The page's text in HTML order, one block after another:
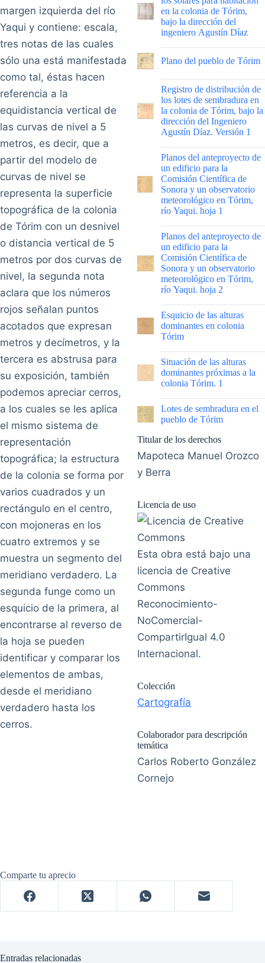
margen izquierda del río
Yaqui y contiene: escala,
tres notas de las cuales
sólo una está manifestada
como tal, éstas hacen
referencia a la
equidistancia vertical de
las curvas de nivel a 5
metros, es decir, que a
partir del modelo de
curvas de nivel se
representa la superficie
topográfica de la colonia
de Tórim con un desnivel
o distancia vertical de 5
metros por dos curvas de
nivel, la segunda nota
aclara que los números
rojos señalan puntos
acotados que expresan
metros y decímetros, y la
tercera es abstrusa para
su exposición, también
podemos apreciar cerros,
a los cuales se les aplica
el mismo sistema de
representación
topográfica; la estructura
de la colonia se forma por
varios cuadrados y un
rectángulo en el centro,
con mojoneras en los
cuatro extremos y se
muestra un segmento del
meridiano verdadero. La
segunda funge como un
esquicio de la primera, al
encontrarse al reverso de
la hoja se pueden
identificar y comparar los
elementos de ambas,
desde el meridiano
verdadero hasta los
cerros.
en la colonia de Tórim,
bajo la dirección del
ingeniero Agustín Díaz
Plano del pueblo de Tórim
|
Registro de distribución de
los lotes de sembradura en
la colonia de Tórim, bajo la
dirección del Ingeniero
Agustín Díaz. Versión 1
|
Planos del anteproyecto de
un edificio para la
Comisión Científica de
Sonora y un observatorio
meteorológico en Tórim,
río Yaqui. hoja 1
|
Planos del anteproyecto de
un edificio para la
Comisión Científica de
Sonora y un observatorio
meteorológico en Tórim,
río Yaqui. hoja 2
|
Esquicio de las alturas
dominantes en colonia
Tórim
|
Situación de las alturas
dominantes próximas a la
colonia Tórim. 1
|
Lotes de sembradura en el
pueblo de Tórim
Titular de los derechos
Mapoteca Manuel Orozco
y Berra
Licencia de uso
Esta obra está bajo una
licencia de Creative
Commons
Reconocimiento-
NoComercial-
CompartirIgual 4.0
Internacional.
Colección
Cartografía
Colaborador para descripción
temática
Carlos Roberto González
Cornejo
Comparte tu aprecio
Entradas relacionadas